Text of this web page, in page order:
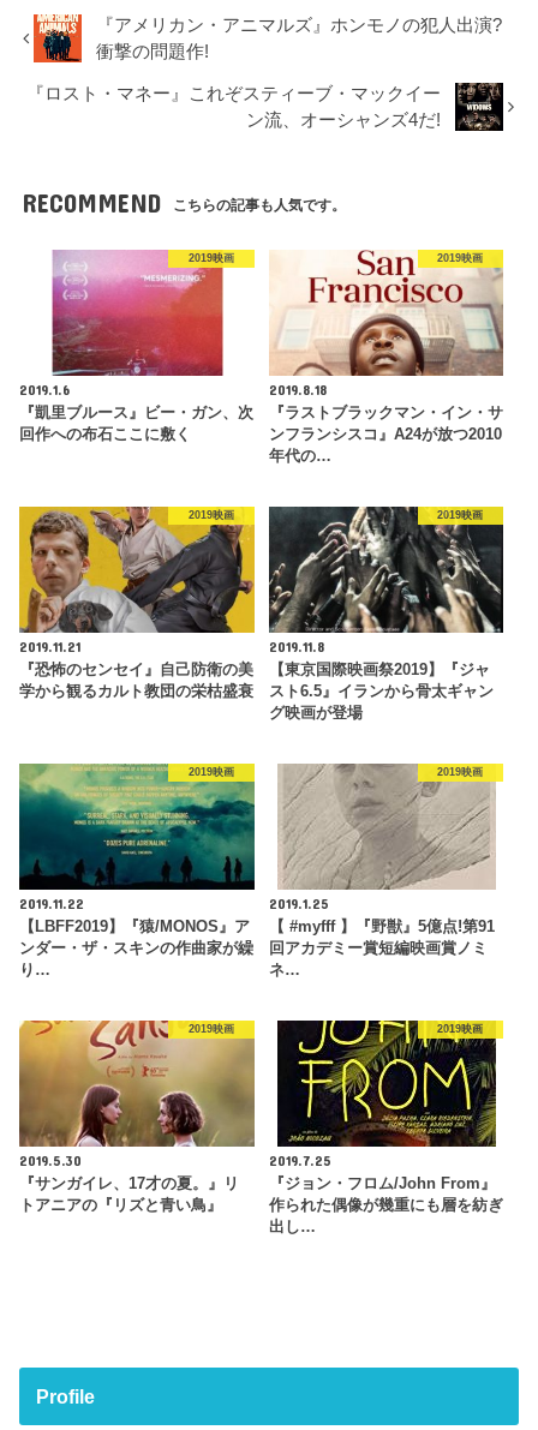
『アメリカン・アニマルズ』ホンモノの犯人出演?
衝撃の問題作!
『ロスト・マネー』これぞスティーブ・マックイー
ン流、オーシャンズ4だ!
RECOMMEND こちらの記事も人気です。
2019映画
2019.1.6
『凱里ブルース』ビー・ガン、次
回作への布石ここに敷く
2019映画
2019.8.18
『ラストブラックマン・イン・サ
ンフランシスコ』A24が放つ2010
年代の…
2019映画
2019.11.21
『恐怖のセンセイ』自己防衛の美
学から観るカルト教団の栄枯盛衰
2019映画
2019.11.8
【東京国際映画祭2019】『ジャ
スト6.5』イランから骨太ギャン
グ映画が登場
2019映画
2019.11.22
【LBFF2019】『猿/MONOS』ア
ンダー・ザ・スキンの作曲家が繰
り…
2019映画
2019.1.25
【 #myfff 】『野獣』5億点!第91
回アカデミー賞短編映画賞ノミ
ネ…
2019映画
2019.5.30
『サンガイレ、17才の夏。』リ
トアニアの『リズと青い鳥』
2019映画
2019.7.25
『ジョン・フロム/John From』
作られた偶像が幾重にも層を紡ぎ
出し…
Profile